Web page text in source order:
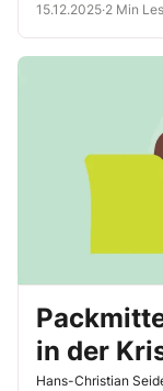
15.12.2025·2 Min
in der
Hans-Christian